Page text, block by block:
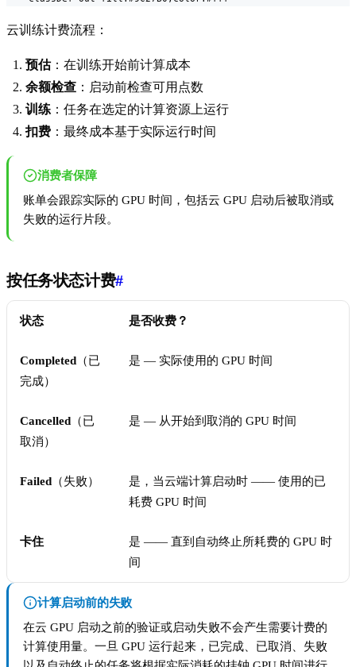
云训练计费流程：
预估：在训练开始前计算成本
余额检查 ：启动前检查可用点数
训练 ：任务在选定的计算资源上运行
扣费 ：最终成本基于实际运行时间
消费者保障
账单会跟踪实际的 GPU 时间，包括云 GPU 启动后被取消或
失败的运行片段。
按任务状态计费#
状态 是否收费？
Completed （已
完成）
是 — 实际使用的 GPU 时间
Cancelled （已
取消）
是 — 从开始到取消的 GPU 时间
Failed （失败）
是，当云端计算启动时 —— 使用的已
耗费 GPU 时间
卡住
是 —— 直到自动终止所耗费的 GPU 时
间
计算启动前的失败
在云 GPU 启动之前的验证或启动失败不会产生需要计费的
计算使用量。一旦 GPU 运行起来，已完成、已取消、失败